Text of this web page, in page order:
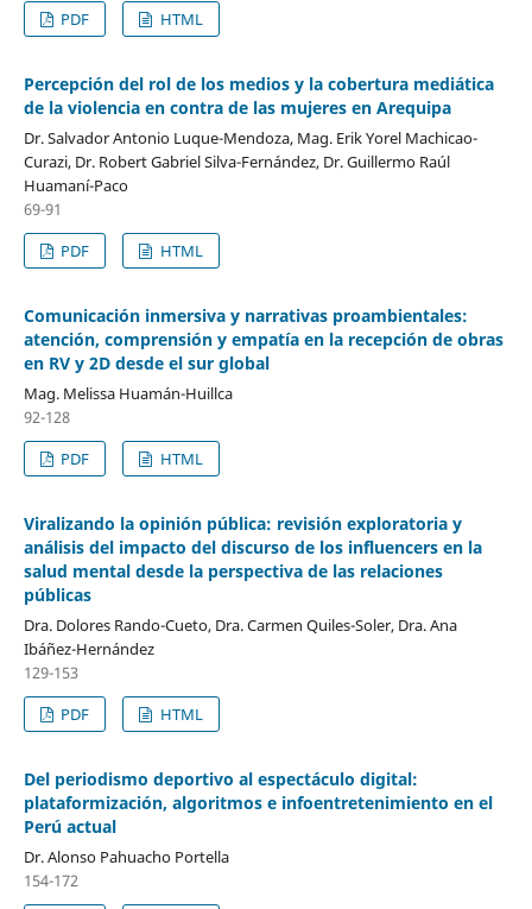
PDF
HTML
Percepción del rol de los medios y la cobertura mediática
de la violencia en contra de las mujeres en Arequipa
Dr. Salvador Antonio Luque-Mendoza, Mag. Erik Yorel Machicao-
Curazi, Dr. Robert Gabriel Silva-Fernández, Dr. Guillermo Raúl
Huamaní-Paco
69-91
PDF
HTML
Comunicación inmersiva y narrativas proambientales:
atención, comprensión y empatía en la recepción de obras
en RV y 2D desde el sur global
Mag. Melissa Huamán-Huillca
92-128
PDF
HTML
Viralizando la opinión pública: revisión exploratoria y
análisis del impacto del discurso de los influencers en la
salud mental desde la perspectiva de las relaciones
públicas
Dra. Dolores Rando-Cueto, Dra. Carmen Quiles-Soler, Dra. Ana
Ibáñez-Hernández
129-153
PDF
HTML
Del periodismo deportivo al espectáculo digital:
plataformización, algoritmos e infoentretenimiento en el
Perú actual
Dr. Alonso Pahuacho Portella
154-172